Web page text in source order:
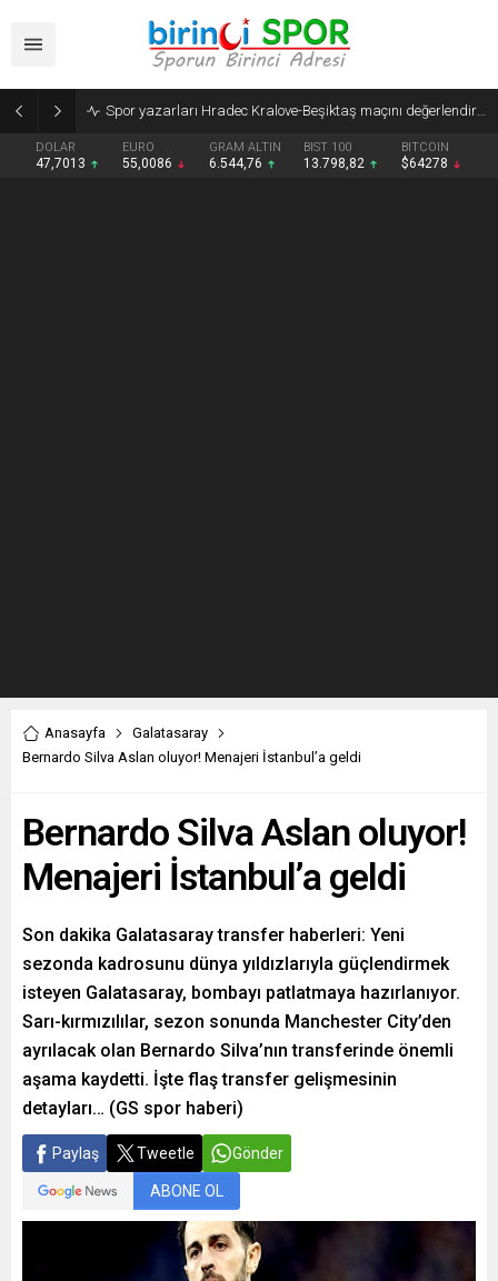
Spor yazarları Hradec Kralove-Beşiktaş maçını değerlendirdi
DOLAR
47,7013
EURO
55,0086
GRAM ALTIN
6.544,76
BIST 100
13.798,82
BITCOIN
$64278
Anasayfa
Galatasaray
Bernardo Silva Aslan oluyor! Menajeri İstanbul’a geldi
Bernardo Silva Aslan oluyor!
Menajeri İstanbul’a geldi
Son dakika Galatasaray transfer haberleri: Yeni
sezonda kadrosunu dünya yıldızlarıyla güçlendirmek
isteyen Galatasaray, bombayı patlatmaya hazırlanıyor.
Sarı-kırmızılılar, sezon sonunda Manchester City’den
ayrılacak olan Bernardo Silva’nın transferinde önemli
aşama kaydetti. İşte flaş transfer gelişmesinin
detayları… (GS spor haberi)
Paylaş Tweetle Gönder
ABONE OL